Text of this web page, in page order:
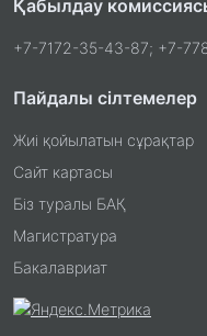
Қабылдау
+7-7172-35-43-87; +7-
Пайдалы сілтемелер
Жиі қойылатын сұрақтар
Сайт картасы
Біз туралы БАҚ
Магистратура
Бакалавриат